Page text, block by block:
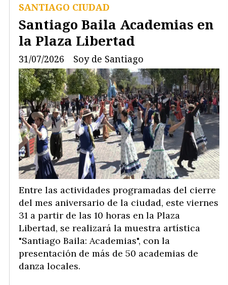
Santiago Baila Academias en
la Plaza Libertad
Soy de Santiago
SANTIAGO CIUDAD
31/07/2026
Entre las actividades programadas del cierre
del mes aniversario de la ciudad, este viernes
31 a partir de las 10 horas en la Plaza
Libertad, se realizará la muestra artística
"Santiago Baila: Academias", con la
presentación de más de 50 academias de
danza locales.